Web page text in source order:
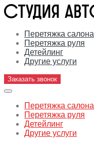
Перетяжка салона
Перетяжка руля
Детейлинг
Другие услуги
Заказать звонок
Перетяжка салона
Перетяжка руля
Детейлинг
Другие услуги